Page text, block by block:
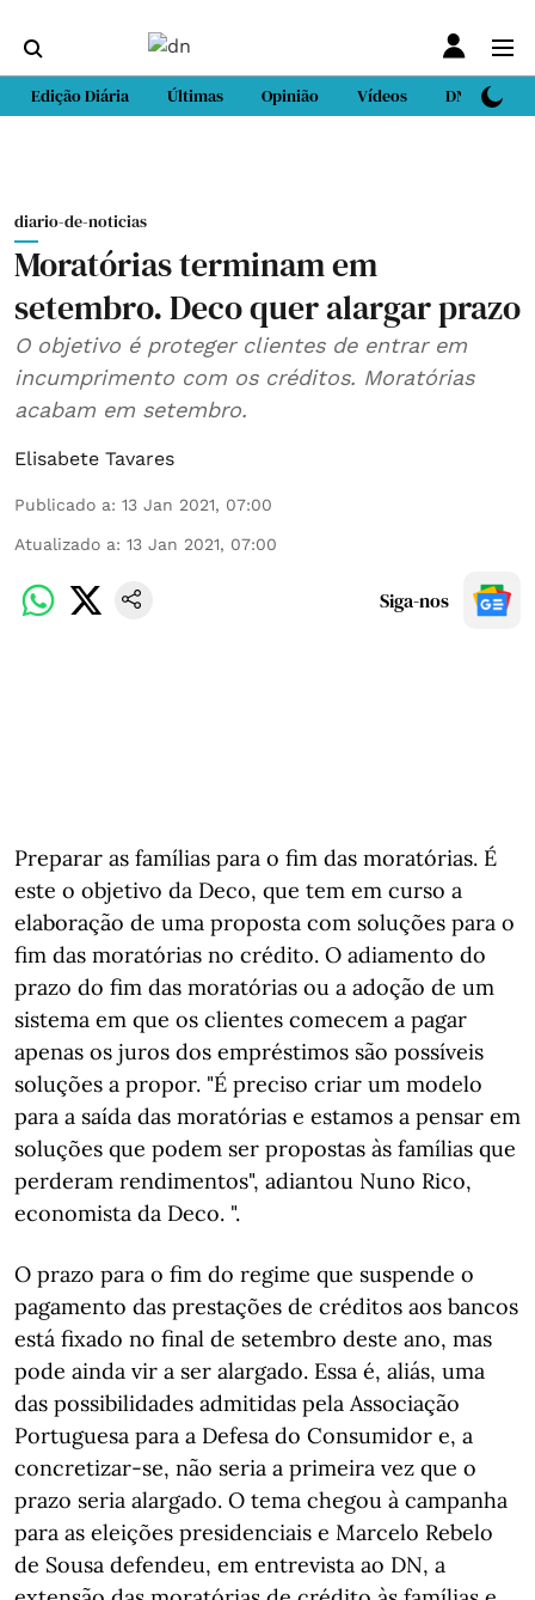
Edição Diária Últimas Opinião Vídeos DN Sport
diario-de-noticias
Moratórias terminam em
setembro. Deco quer alargar prazo
O objetivo é proteger clientes de entrar em
incumprimento com os créditos. Moratórias
acabam em setembro.
Elisabete Tavares
Publicado a: 13 Jan 2021, 07:00
Atualizado a: 13 Jan 2021, 07:00
Siga-nos
Preparar as famílias para o fim das moratórias. É
este o objetivo da Deco, que tem em curso a
elaboração de uma proposta com soluções para o
fim das moratórias no crédito. O adiamento do
prazo do fim das moratórias ou a adoção de um
sistema em que os clientes comecem a pagar
apenas os juros dos empréstimos são possíveis
soluções a propor. "É preciso criar um modelo
para a saída das moratórias e estamos a pensar em
soluções que podem ser propostas às famílias que
perderam rendimentos", adiantou Nuno Rico,
economista da Deco. ".
O prazo para o fim do regime que suspende o
pagamento das prestações de créditos aos bancos
está fixado no final de setembro deste ano, mas
pode ainda vir a ser alargado. Essa é, aliás, uma
das possibilidades admitidas pela Associação
Portuguesa para a Defesa do Consumidor e, a
concretizar-se, não seria a primeira vez que o
prazo seria alargado. O tema chegou à campanha
para as eleições presidenciais e Marcelo Rebelo
de Sousa defendeu, em entrevista ao DN, a